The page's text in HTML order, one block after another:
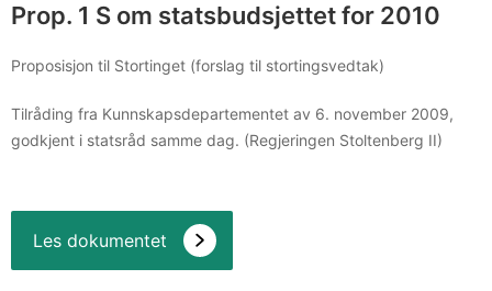
Prop. 1 S om statsbudsjettet for 2010
Proposisjon til Stortinget (forslag til stortingsvedtak)
Tilråding fra Kunnskapsdepartementet av 6. november 2009,
godkjent i statsråd samme dag. (Regjeringen Stoltenberg II)
Les dokumentet